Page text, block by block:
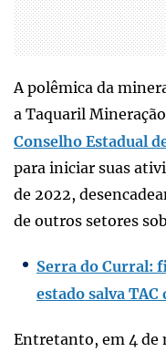
A polêmica da
a Taquaril
Conselho Estadual
para iniciar suas
de 2022,
de outros setores
Serra do Curral:
estado salva
Entretanto, em 4 de